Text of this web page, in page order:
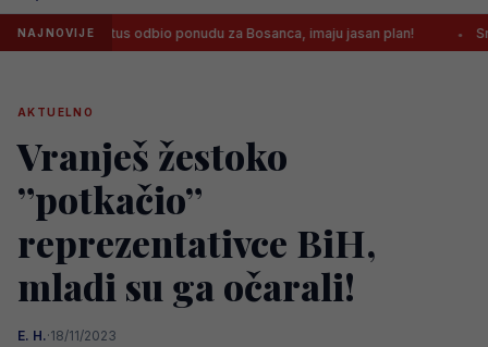
NAJNOVIJE
Juventus odbio ponudu za Bosanca, imaju jasan plan! Sreća je
AKTUELNO
Vranješ žestoko
”potkačio”
reprezentativce BiH,
mladi su ga očarali!
E. H.·18/11/2023